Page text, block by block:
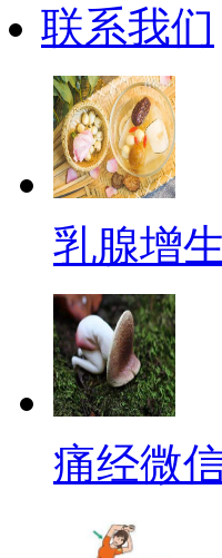
联系我们
乳腺增
痛经微